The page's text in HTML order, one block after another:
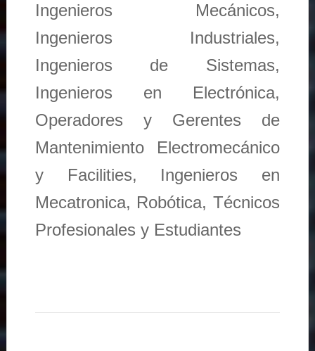
Ingenieros Mecánicos,
Ingenieros Industriales,
Ingenieros de Sistemas,
Ingenieros en Electrónica,
Operadores y Gerentes de
Mantenimiento Electromecánico
y Facilities, Ingenieros en
Mecatronica, Robótica, Técnicos
Profesionales y Estudiantes